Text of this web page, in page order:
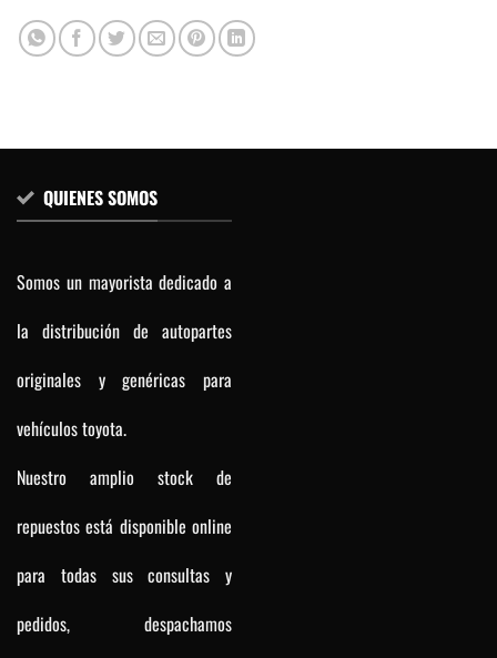
QUIENES SOMOS
Somos un mayorista dedicado a
la distribución de autopartes
originales y genéricas para
vehículos toyota.
Nuestro amplio stock de
repuestos está disponible online
para todas sus consultas y
pedidos, despachamos